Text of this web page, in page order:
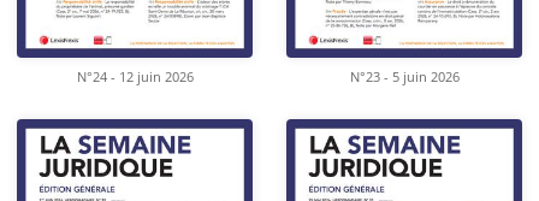
N°24 - 12 juin 2026 N°23 - 5 juin 2026